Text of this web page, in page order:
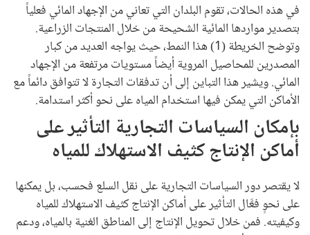
في هذه الحالات، تقوم البلدان التي تعاني من الإجهاد المائي فعلياً
بتصدير مواردها المائية الشحيحة من خلال المنتجات الزراعية.
وتوضح الخريطة (1) هذا النمط، حيث يواجه العديد من كبار
المصدرين للمحاصيل المروية أيضاً مستويات مرتفعة من الإجهاد
المائي. ويشير هذا التباين إلى أن تدفقات التجارة لا تتوافق دائماً مع
الأماكن التي يمكن فيها استخدام المياه على نحو أكثر استدامة.
بإمكان السياسات التجارية التأثير على
أماكن الإنتاج كثيف الاستهلاك للمياه
لا يقتصر دور السياسات التجارية على نقل السلع فحسب، بل يمكنها
على نحوٍ فعَّال التأثير على أماكن الإنتاج كثيف الاستهلاك للمياه
وكيفيته. فمن خلال تحويل الإنتاج إلى المناطق الغنية بالمياه، ودعم